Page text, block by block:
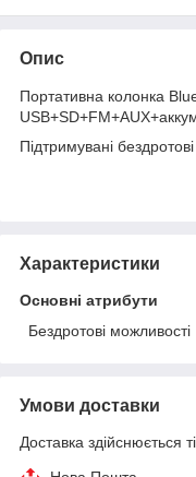
Опис
Портативна колонка
Підтримувані
Характеристики
Основні атрибути
Бездротові можливості
Умови доставки
Доставка здійснюється